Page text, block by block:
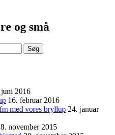
og små
juni 2016
16. februar 2016
med vores bryllup 24. januar
november 2015